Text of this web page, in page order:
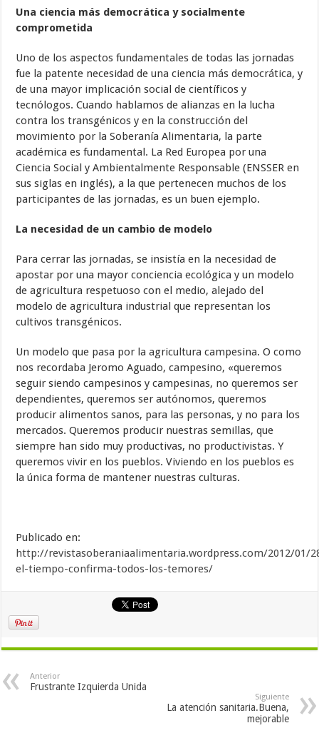
Una ciencia más democrática y socialmente
comprometida
Uno de los aspectos fundamentales de todas las jornadas
fue la patente necesidad de una ciencia más democrática, y
de una mayor implicación social de científicos y
tecnólogos. Cuando hablamos de alianzas en la lucha
contra los transgénicos y en la construcción del
movimiento por la Soberanía Alimentaria, la parte
académica es fundamental. La Red Europea por una
Ciencia Social y Ambientalmente Responsable (ENSSER en
sus siglas en inglés), a la que pertenecen muchos de los
participantes de las jornadas, es un buen ejemplo.
La necesidad de un cambio de modelo
Para cerrar las jornadas, se insistía en la necesidad de
apostar por una mayor conciencia ecológica y un modelo
de agricultura respetuoso con el medio, alejado del
modelo de agricultura industrial que representan los
cultivos transgénicos.
Un modelo que pasa por la agricultura campesina. O como
nos recordaba Jeromo Aguado, campesino, «queremos
seguir siendo campesinos y campesinas, no queremos ser
dependientes, queremos ser autónomos, queremos
producir alimentos sanos, para las personas, y no para los
mercados. Queremos producir nuestras semillas, que
siempre han sido muy productivas, no productivistas. Y
queremos vivir en los pueblos. Viviendo en los pueblos es
la única forma de mantener nuestras culturas.
Publicado en:
http://revistasoberaniaalimentaria.wordpress.com/2012/01/
el-tiempo-confirma-todos-los-temores/
Anterior
Frustrante Izquierda Unida
Siguiente
La atención sanitaria.Buena,
mejorable